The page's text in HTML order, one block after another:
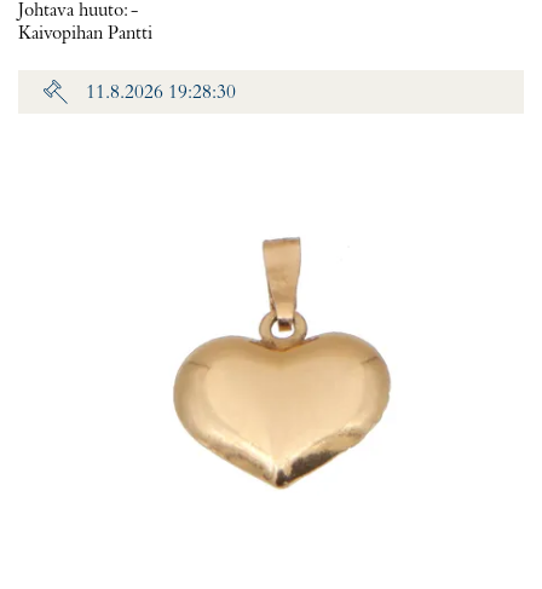
Johtava huuto:-
Kaivopihan Pantti
11.8.2026 19:28:30